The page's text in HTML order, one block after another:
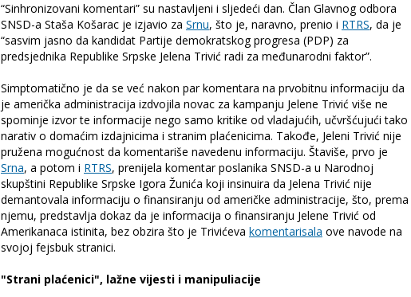
“Sinhronizovani komentari” su nastavljeni i sljedeći dan. Član Glavnog odbora
SNSD-a Staša Košarac je izjavio za Srnu, što je, naravno, prenio i RTRS, da je
“sasvim jasno da kandidat Partije demokratskog progresa (PDP) za
predsjednika Republike Srpske Јelena Trivić radi za međunarodni faktor”.
Simptomatično je da se već nakon par komentara na prvobitnu informaciju da
je američka administracija izdvojila novac za kampanju Jelene Trivić više ne
spominje izvor te informacije nego samo kritike od vladajućih, učvršćujući tako
narativ o domaćim izdajnicima i stranim plaćenicima. Takođe, Jeleni Trivić nije
pružena mogućnost da komentariše navedenu informaciju. Štaviše, prvo je
Srna, a potom i RTRS, prenijela komentar poslanika SNSD-a u Narodnoj
skupštini Republike Srpske Igora Žunića koji insinuira da Jelena Trivić nije
demantovala informaciju o finansiranju od američke administracije, što, prema
njemu, predstavlja dokaz da je informacija o finansiranju Jelene Trivić od
Amerikanaca istinita, bez obzira što je Trivićeva komentarisala ove navode na
svojoj fejsbuk stranici.
"Strani plaćenici", lažne vijesti i manipuliacije